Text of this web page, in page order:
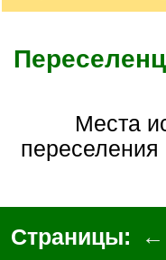
Места исхода и траектории миграций до
переселения
Страницы: ←